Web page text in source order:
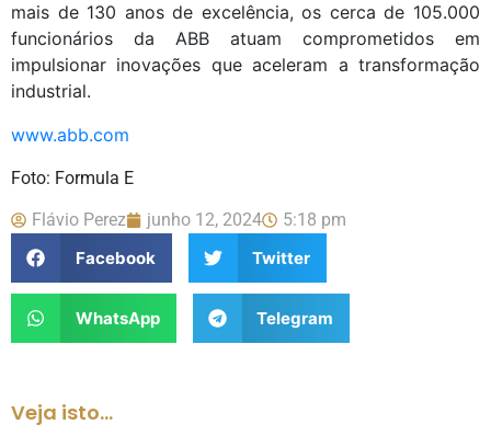
mais de 130 anos de excelência, os cerca de 105.000
funcionários da ABB atuam comprometidos em
impulsionar inovações que aceleram a transformação
industrial.
www.abb.com
Foto: Formula E
Flávio Perez junho 12, 2024
5:18 pm
Facebook
Twitter
WhatsApp Telegram
Veja isto...